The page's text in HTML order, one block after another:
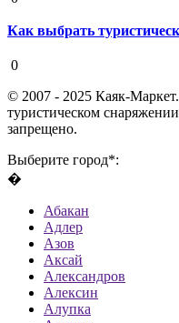
Как выбрать
0
© 2007 - 2025 Каяк-
туристическом
запрещено.
Выберите город*:
�
Абакан
Адлер
Азов
Аксай
Александров
Алексин
Алупка